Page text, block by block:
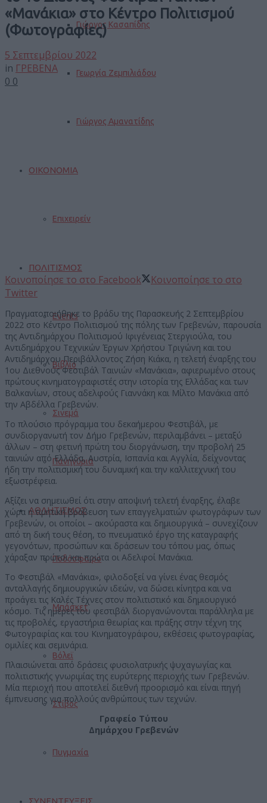
Γιώργος Κασαπίδης
Γεωργία Ζεμπιλιάδου
Γιώργος Αμανατίδης
ΟΙΚΟΝΟΜΙΑ
Επιχειρείν
ΠΟΛΙΤΙΣΜΟΣ
Events
Βιβλίο
Σινεμά
Πανηγύρια
ΑΘΛΗΤΙΣΜΟΣ
Ποδόσφαιρο
Μπάσκετ
Βόλεϊ
Στίβος
Πυγμαχία
ΣΥΝΕΝΤΕΥΞΕΙΣ
«Μανάκια» στο Κέντρο Πολιτισμού
(Φωτογραφίες)
5 Σεπτεμβρίου 2022
in ΓΡΕΒΕΝΑ
0 0
Κοινοποίησε το στο Facebook
Κοινοποίησε το στο
Twitter
Πραγματοποιήθηκε το βράδυ της Παρασκευής 2 Σεπτεμβρίου
2022 στο Κέντρο Πολιτισμού της πόλης των Γρεβενών, παρουσία
της Αντιδημάρχου Πολιτισμού Ιφιγένειας Στεργιούλα, του
Αντιδημάρχου Τεχνικών Έργων Χρήστου Τριγώνη και του
Αντιδημάρχου Περιβάλλοντος Ζήση Κιάκα, η τελετή έναρξης του
1ου Διεθνούς Φεστιβάλ Ταινιών «Μανάκια», αφιερωμένο στους
πρώτους κινηματογραφιστές στην ιστορία της Ελλάδας και των
Βαλκανίων, στους αδελφούς Γιαννάκη και Μίλτο Μανάκια από
την Αβδέλλα Γρεβενών.
Το πλούσιο πρόγραμμα του δεκαήμερου Φεστιβάλ, με
συνδιοργανωτή τον Δήμο Γρεβενών, περιλαμβάνει – μεταξύ
άλλων – στη φετινή πρώτη του διοργάνωση, την προβολή 25
ταινιών από Ελλάδα, Αυστρία, Ισπανία και Αγγλία, δείχνοντας
ήδη την πολιτισμική του δυναμική και την καλλιτεχνική του
εξωστρέφεια.
Αξίζει να σημειωθεί ότι στην αποψινή τελετή έναρξης, έλαβε
χώρα η τιμητική βράβευση των επαγγελματιών φωτογράφων των
Γρεβενών, οι οποίοι – ακούραστα και δημιουργικά – συνεχίζουν
από τη δική τους θέση, το πνευματικό έργο της καταγραφής
γεγονότων, προσώπων και δράσεων του τόπου μας, όπως
χάραξαν πρώτοι και πρώτα οι Αδελφοί Μανάκια.
Το Φεστιβάλ «Μανάκια», φιλοδοξεί να γίνει ένας θεσμός
ανταλλαγής δημιουργικών ιδεών, να δώσει κίνητρα και να
προάγει τις Καλές Τέχνες στον πολιτιστικό και δημιουργικό
κόσμο. Τις ημέρες του φεστιβάλ διοργανώνονται παράλληλα με
τις προβολές, εργαστήρια θεωρίας και πράξης στην τέχνη της
Φωτογραφίας και του Κινηματογράφου, εκθέσεις φωτογραφίας,
ομιλίες και σεμινάρια.
Πλαισιώνεται από δράσεις φυσιολατρικής ψυχαγωγίας και
πολιτιστικής γνωριμίας της ευρύτερης περιοχής των Γρεβενών.
Μία περιοχή που αποτελεί διεθνή προορισμό και είναι πηγή
έμπνευσης για πολλούς ανθρώπους των τεχνών.
Γραφείο Τύπου
Δημάρχου Γρεβενών